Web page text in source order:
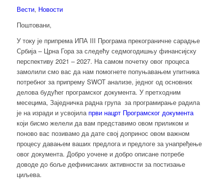
Вести, Новости
Поштовани,
У току је припрема ИПА III Програма прекограничне сарадње
Србија – Црна Гора за следећу седмогодишњу финансијску
перспективу 2021 – 2027. На самом почетку овог процеса
замолили смо вас да нам помогнете попуњавањем упитника
потребног за припрему SWOT анализе, једног од основних
делова будућег програмског документа. У претходним
месецима, Заједничка радна група за програмирање радила
је на изради и усвојилапрви нацрт Програмског документа
који бисмо желели да вам представимо овом приликом и
поново вас позивамо да дате свој допринос овом важном
процесу давањем ваших предлога и предлоге за унапређење
овог документа. Добро уочене и добро описане потребе
доводе до боље дефинисаних активности за постизање
циљева.